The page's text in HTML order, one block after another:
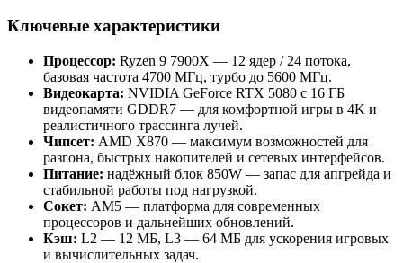
Ключевые характеристики
Процессор: Ryzen 9 7900X — 12 ядер / 24 потока,
базовая частота 4700 МГц, турбо до 5600 МГц.
Видеокарта: NVIDIA GeForce RTX 5080 с 16 ГБ
видеопамяти GDDR7 — для комфортной игры в 4K и
реалистичного трассинга лучей.
Чипсет: AMD X870 — максимум возможностей для
разгона, быстрых накопителей и сетевых интерфейсов.
Питание: надёжный блок 850W — запас для апгрейда и
стабильной работы под нагрузкой.
Сокет: AM5 — платформа для современных
процессоров и дальнейших обновлений.
Кэш: L2 — 12 МБ, L3 — 64 МБ для ускорения игровых
и вычислительных задач.